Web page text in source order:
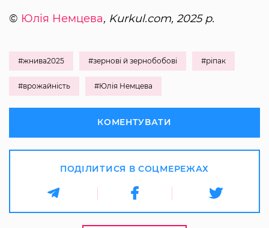
© Юлія Немцева, Kurkul.com, 2025 р.
#жнива2025 #зернові й зернобобові #ріпак
#врожайність #Юлія Немцева
КОМЕНТУВАТИ
ПОДІЛИТИСЯ В СОЦМЕРЕЖАХ